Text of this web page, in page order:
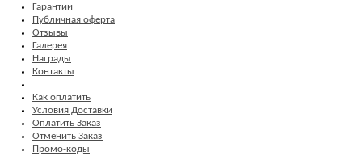
Гарантии
Публичная оферта
Отзывы
Галерея
Награды
Контакты
Как оплатить
Условия Доставки
Оплатить Заказ
Отменить Заказ
Промо-коды